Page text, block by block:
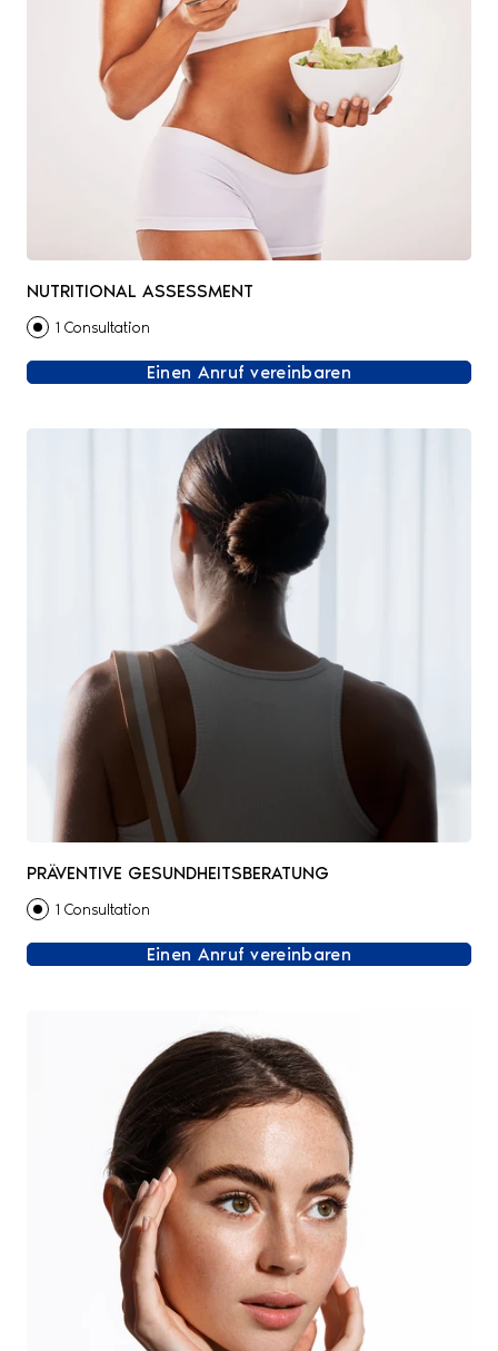
NUTRITIONAL ASSESSMENT
1 Consultation
Einen Anruf vereinbaren
PRÄVENTIVE GESUNDHEITSBERATUNG
1 Consultation
Einen Anruf vereinbaren